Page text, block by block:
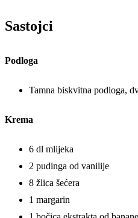
Sastojci
Podloga
Tamna biskvitna podloga,
Krema
6 dl mlijeka
2 pudinga od vanilije
8 žlica šećera
1 margarin